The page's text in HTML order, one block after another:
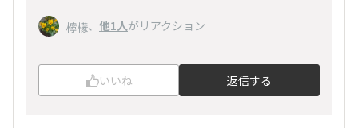
檸檬、 他1人がリアクション
いいね 返信する